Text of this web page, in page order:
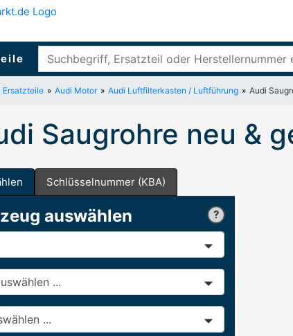
Ersatzteile Audi Motor Audi Luftfilterkasten / Luftführung Audi
Saugrohre neu &
Schlüsselnummer (KBA)
auswählen